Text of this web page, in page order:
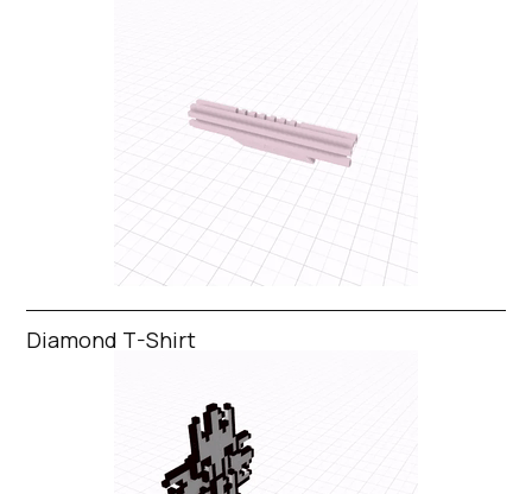
Diamond T-Shirt